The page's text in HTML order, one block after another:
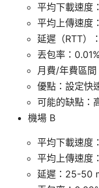
平均下載速
平均上傳速度
延遲（RTT）
丟包率：
月費/年費區
優點：設定快
可能的缺點：
機場 B
平均下載速
平均上傳速度
延遲：25-50